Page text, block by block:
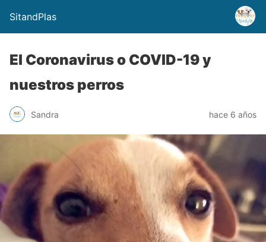
SitandPlas
El Coronavirus o COVID-19 y
nuestros perros
Sandra hace 6 años